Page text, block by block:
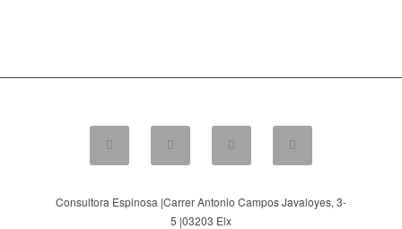
Consultora Espinosa |Carrer Antonio Campos Javaloyes, 3-
5 |03203 Elx